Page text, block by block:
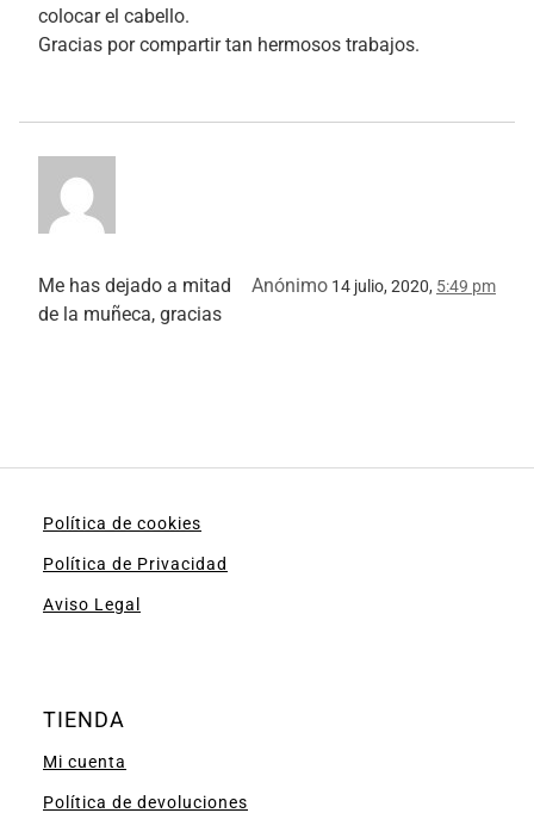
colocar el cabello.
Gracias por compartir tan hermosos trabajos.
Anónimo 14 julio, 2020, 5:49 pm
Me has dejado a mitad
de la muñeca, gracias
Política de cookies
Política de Privacidad
Aviso Legal
TIENDA
Mi cuenta
Política de devoluciones